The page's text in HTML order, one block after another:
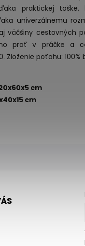
praktickej
univerzálnemu
väčšiny cestovných
prať v práčke a
Zloženie poťahu: 100%
cm
cm